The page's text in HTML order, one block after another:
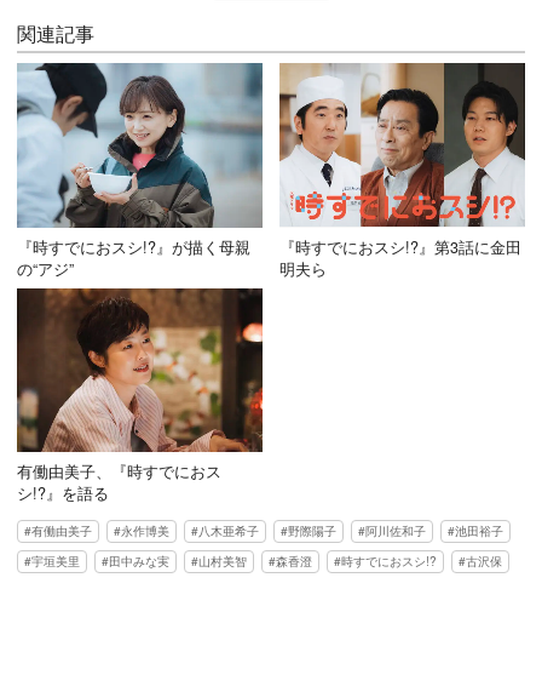
関連記事
『時すでにおスシ!?』が描く母親
の“アジ”
『時すでにおスシ!?』第3話に金田
明夫ら
有働由美子、『時すでにおス
シ!?』を語る
有働由美子 永作博美 八木亜希子 野際陽子 阿川佐和子
池田裕子
宇垣美里
田中みな実 山村美智 森香澄 時すでにおスシ!? 古沢保